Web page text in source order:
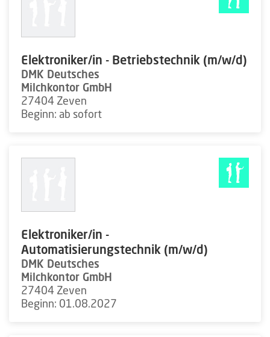
Elektroniker/in - Betriebstechnik (m/w/d)
DMK Deutsches
Milchkontor GmbH
27404 Zeven
Beginn: ab sofort
Elektroniker/in -
Automatisierungstechnik (m/w/d)
DMK Deutsches
Milchkontor GmbH
27404 Zeven
Beginn: 01.08.2027